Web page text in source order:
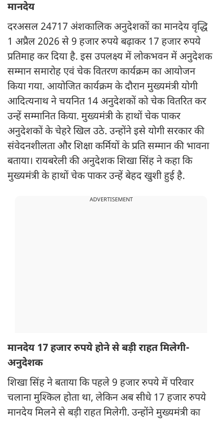
मानदेय
दरअसल 24717 अंशकालिक अनुदेशकों का मानदेय वृद्धि
1 अप्रैल 2026 से 9 हजार रुपये बढ़ाकर 17 हजार रुपये
प्रतिमाह कर दिया है. इस उपलक्ष्य में लोकभवन में अनुदेशक
सम्मान समारोह एवं चेक वितरण कार्यक्रम का आयोजन
किया गया. आयोजित कार्यक्रम के दौरान मुख्यमंत्री योगी
आदित्यनाथ ने चयनित 14 अनुदेशकों को चेक वितरित कर
उन्हें सम्मानित किया. मुख्यमंत्री के हाथों चेक पाकर
अनुदेशकों के चेहरे खिल उठे. उन्होंने इसे योगी सरकार की
संवेदनशीलता और शिक्षा कर्मियों के प्रति सम्मान की भावना
बताया। रायबरेली की अनुदेशक शिखा सिंह ने कहा कि
मुख्यमंत्री के हाथों चेक पाकर उन्हें बेहद खुशी हुई है.
ADVERTISEMENT
मानदेय 17 हजार रुपये होने से बड़ी राहत मिलेगी-
अनुदेशक
शिखा सिंह ने बताया कि पहले 9 हजार रुपये में परिवार
चलाना मुश्किल होता था, लेकिन अब सीधे 17 हजार रुपये
मानदेय मिलने से बड़ी राहत मिलेगी. उन्होंने मुख्यमंत्री का